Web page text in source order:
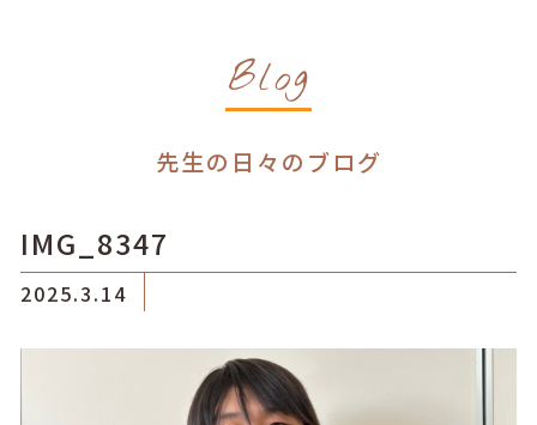
Blog
先生の日々のブログ
IMG_8347
2025.3.14